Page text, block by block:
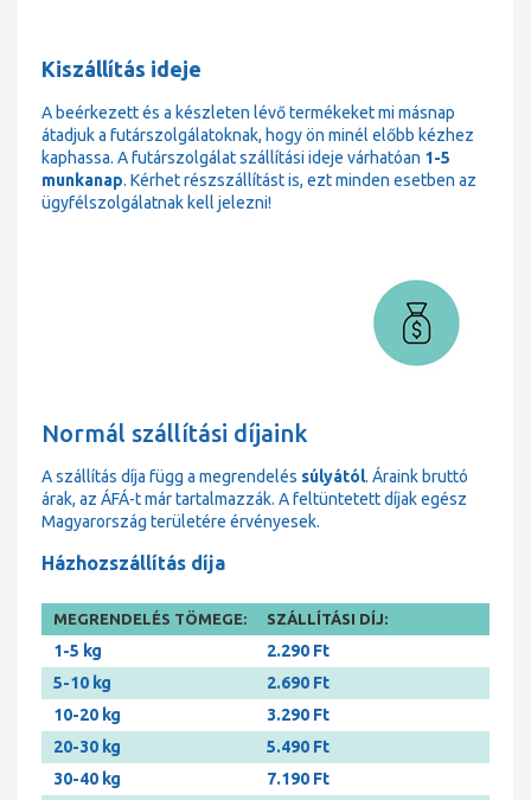
Kiszállítás ideje
A beérkezett és a készleten lévő termékeket mi másnap
átadjuk a futárszolgálatoknak, hogy ön minél előbb kézhez
kaphassa. A futárszolgálat szállítási ideje várhatóan 1-5
munkanap. Kérhet részszállítást is, ezt minden esetben az
ügyfélszolgálatnak kell jelezni!
Normál szállítási díjaink
A szállítás díja függ a megrendelés súlyától. Áraink bruttó
árak, az ÁFÁ-t már tartalmazzák. A feltüntetett díjak egész
Magyarország területére érvényesek.
Házhozszállítás díja
MEGRENDELÉS TÖMEGE: SZÁLLÍTÁSI DÍJ:
1-5 kg
2.290 Ft
5-10 kg
2.690 Ft
10-20 kg
3.290 Ft
20-30 kg
5.490 Ft
30-40 kg
7.190 Ft